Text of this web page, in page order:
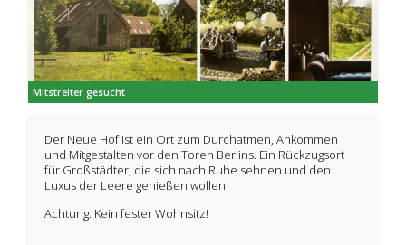
Mitstreiter gesucht
Der Neue Hof ist ein Ort zum Durchatmen, Ankommen
und Mitgestalten vor den Toren Berlins. Ein Rückzugsort
für Großstädter, die sich nach Ruhe sehnen und den
Luxus der Leere genießen wollen.
Achtung: Kein fester Wohnsitz!